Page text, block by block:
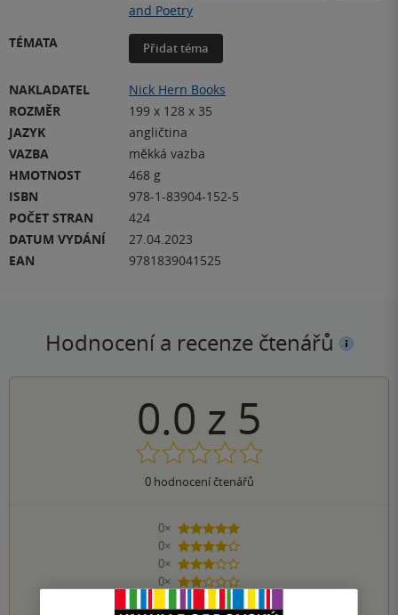
and Poetry
TÉMATA
Přidat téma
NAKLADATEL
Nick Hern Books
ROZMĚR
199 x 128 x 35
JAZYK
angličtina
VAZBA
měkká vazba
HMOTNOST
468 g
ISBN
978-1-83904-152-5
POČET STRAN
424
DATUM VYDÁNÍ
27.04.2023
EAN
9781839041525
Hodnocení a recenze čtenářů
0.0 z 5
0hodnocení čtenářů
0×
5 hvězdiček
0×
4 hvězdičky
0×
3 hvězdičky
0×
2 hvězdičky